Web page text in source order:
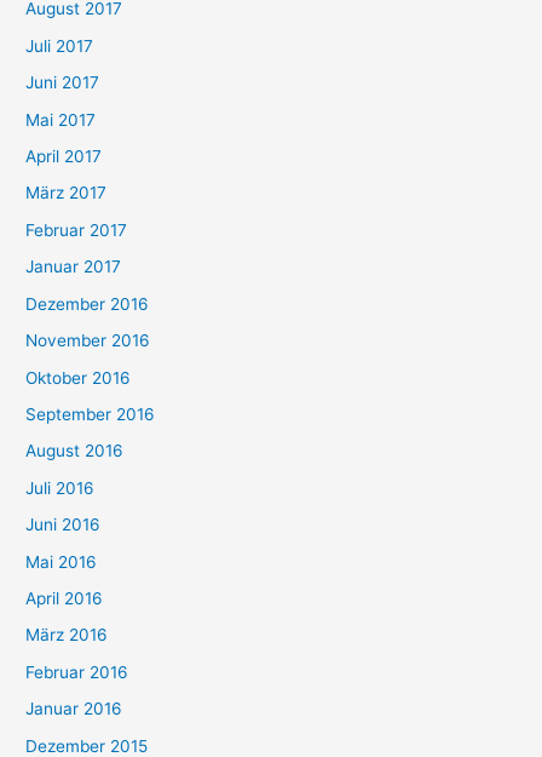
August 2017
Juli 2017
Juni 2017
Mai 2017
April 2017
März 2017
Februar 2017
Januar 2017
Dezember 2016
November 2016
Oktober 2016
September 2016
August 2016
Juli 2016
Juni 2016
Mai 2016
April 2016
März 2016
Februar 2016
Januar 2016
Dezember 2015